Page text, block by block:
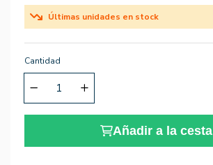
Últimas unidades en stock
Cantidad
Añadir a la cesta